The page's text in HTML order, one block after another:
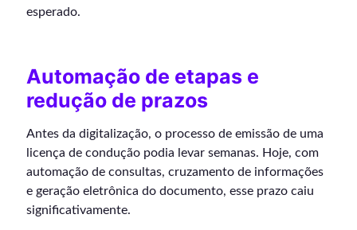
esperado.
Automação de etapas e
redução de prazos
Antes da digitalização, o processo de emissão de uma
licença de condução podia levar semanas. Hoje, com
automação de consultas, cruzamento de informações
e geração eletrônica do documento, esse prazo caiu
significativamente.